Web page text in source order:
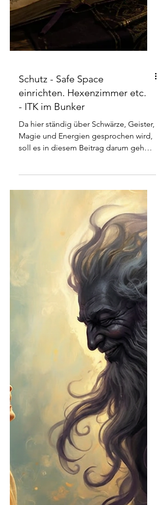
Schutz - Safe Space
einrichten. Hexenzimmer etc.
- ITK im Bunker
Da hier ständig über Schwärze, Geister,
Magie und Energien gesprochen wird,
soll es in diesem Beitrag darum gehen,
wie man nicht nur seine eigenen vier
Wände energetisch reinigen, sondern
auch "absichern" kann, um im eigenen
Safe Space seine spirituellen Dinge zu
regeln. Und darum wie man die
Schwärze etc. die sich eventuell dort
sammelt, wieder loswird. Wie schon
ganz oft erwähnt, hat da jeder so seine
Methoden. Die folgenden sind die, die
für mich stimmig sind und funktioni